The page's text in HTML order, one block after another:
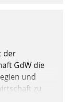
der
GdW die
und
zu